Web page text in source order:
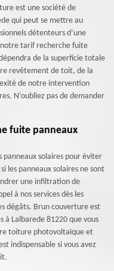
est une société de
qui peut se mettre au
détenteurs d’une
tarif recherche fuite
de la superficie totale
revêtement de toit, de la
de notre intervention
N’oubliez pas de demander
fuite panneaux
solaires pour éviter
les panneaux solaires ne sont
une infiltration de
à nos services dès les
dégâts. Brun couverture est
à Lalbarede 81220 que vous
toiture photovoltaïque et
indispensable si vous avez